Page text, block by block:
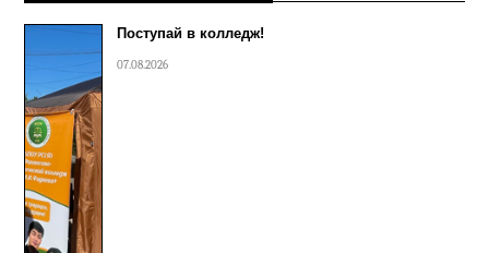
Поступай в колледж!
07.08.2026